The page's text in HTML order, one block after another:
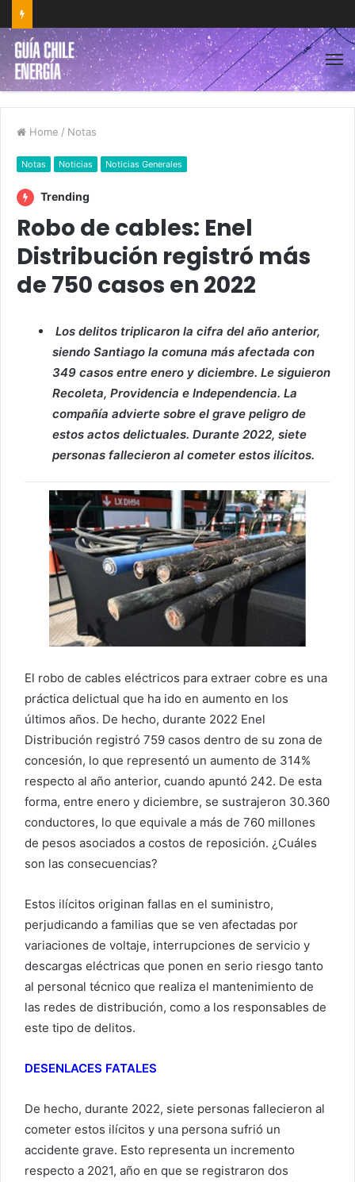
Home / Notas
Notas Noticias Noticias Generales
Trending
Robo de cables: Enel
Distribución registró más
de 750 casos en 2022
Los delitos triplicaron la cifra del año anterior,
siendo Santiago la comuna más afectada con
349 casos entre enero y diciembre. Le siguieron
Recoleta, Providencia e Independencia. La
compañía advierte sobre el grave peligro de
estos actos delictuales. Durante 2022, siete
personas fallecieron al cometer estos ilícitos.
El robo de cables eléctricos para extraer cobre es una
práctica delictual que ha ido en aumento en los
últimos años. De hecho, durante 2022 Enel
Distribución registró 759 casos dentro de su zona de
concesión, lo que representó un aumento de 314%
respecto al año anterior, cuando apuntó 242. De esta
forma, entre enero y diciembre, se sustrajeron 30.360
conductores, lo que equivale a más de 760 millones
de pesos asociados a costos de reposición. ¿Cuáles
son las consecuencias?
Estos ilícitos originan fallas en el suministro,
perjudicando a familias que se ven afectadas por
variaciones de voltaje, interrupciones de servicio y
descargas eléctricas que ponen en serio riesgo tanto
al personal técnico que realiza el mantenimiento de
las redes de distribución, como a los responsables de
este tipo de delitos.
DESENLACES FATALES
De hecho, durante 2022, siete personas fallecieron al
cometer estos ilícitos y una persona sufrió un
accidente grave. Esto representa un incremento
respecto a 2021, año en que se registraron dos